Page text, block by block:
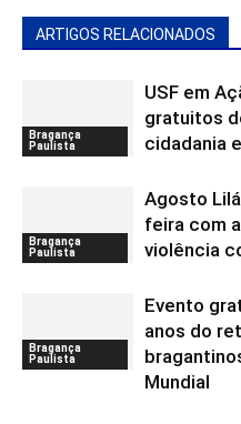
ARTIGOS RELACIONADOS
Bragança
Paulista
USF em
gratuitos
cidadania
Bragança
Paulista
Agosto
feira com
violência
Bragança
Paulista
Evento
anos do
Mundial